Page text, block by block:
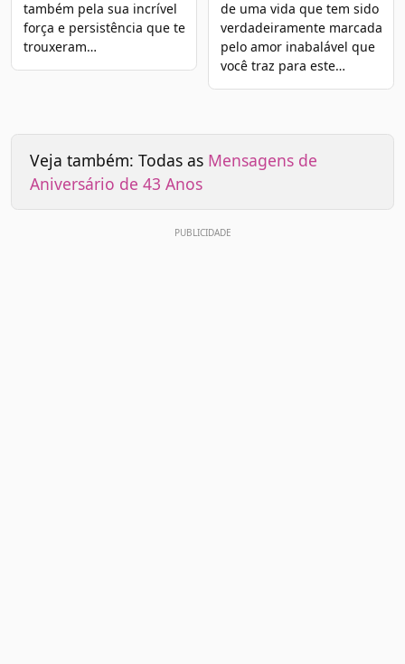
também pela sua incrível
força e persistência que te
trouxeram…
de uma vida que tem sido
verdadeiramente marcada
pelo amor inabalável que
você traz para este…
Veja também: Todas as Mensagens de
Aniversário de 43 Anos